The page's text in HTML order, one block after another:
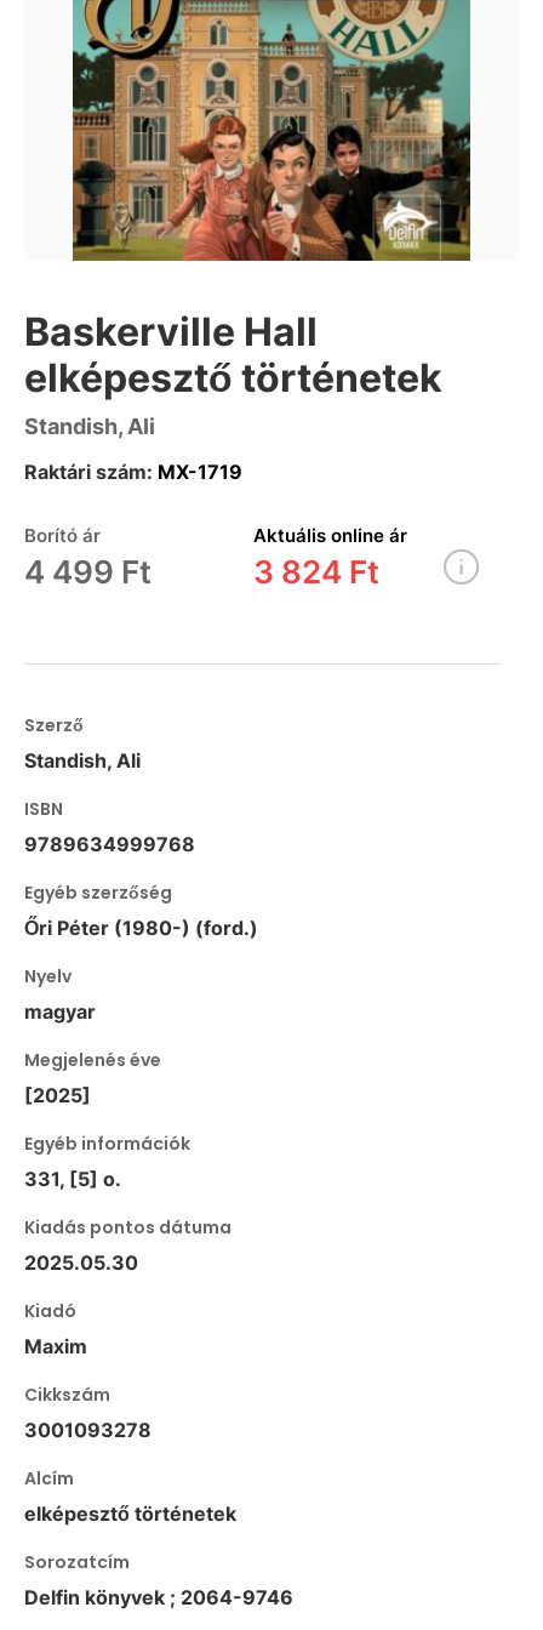
Baskerville Hall
elképesztő történetek
Standish, Ali
Raktári szám: MX-1719
Borító ár
4 499 Ft
Aktuális online ár
3 824 Ft
Szerző
Standish, Ali
ISBN
9789634999768
Egyéb szerzőség
Őri Péter (1980-) (ford.)
Nyelv
magyar
Megjelenés éve
[2025]
Egyéb információk
331, [5] o.
Kiadás pontos dátuma
2025.05.30
Kiadó
Maxim
Cikkszám
3001093278
Alcím
elképesztő történetek
Sorozatcím
Delfin könyvek ; 2064-9746